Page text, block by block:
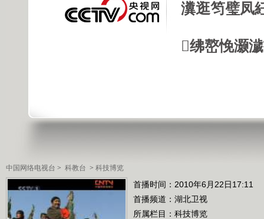
瀵逛笉璧凤
绋嶅悗灏
中国网络电视台 > 科教台 > 科技博览
首播时间：2010年6月22日17:11
首播频道： 湖北卫视
所属栏目： 科技博览